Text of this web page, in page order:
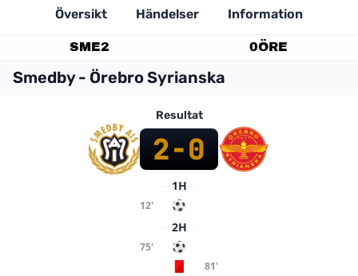
Översikt Händelser Information
SME2 0ÖRE
Smedby - Örebro Syrianska
Resultat
2-0
1H
12'
2H
75'
81'